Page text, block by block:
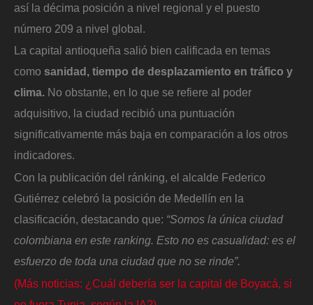
así la décima posición a nivel regional y el puesto
número 209 a nivel global.
La capital antioqueña salió bien calificada en temas
como sanidad, tiempo de desplazamiento en tráfico y
clima. No obstante, en lo que se refiere al poder
adquisitivo, la ciudad recibió una puntuación
significativamente más baja en comparación a los otros
indicadores.
Con la publicación del ránking, el alcalde Federico
Gutiérrez celebró la posición de Medellín en la
clasificación, destacando que: “Somos la única ciudad
colombiana en este ranking. Esto no es casualidad: es el
esfuerzo de toda una ciudad que no se rinde”.
(Más noticias: ¿Cuál debería ser la capital de Boyacá, si